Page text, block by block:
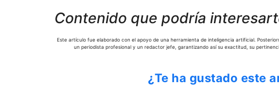
Contenido que podría
Este artículo fue elaborado con el apoyo de una herramienta de inteligencia artificial.
un periodista profesional y un redactor jefe, garantizando así su exactitud, su
¿Te ha gustado este